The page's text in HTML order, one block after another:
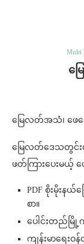
Multi
မ
မြေလတ်အသံ၊ ဖေဖေ
မြေလတ်ဒေသတွင်
ဖတ်ကြားပေးမယ့်
PDF စိုးမိုးနယ်
စာ။
ပေါင်းတည်မ
ကျန်းမာရေး